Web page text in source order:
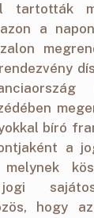
tartották
a
bíró
a
hogy